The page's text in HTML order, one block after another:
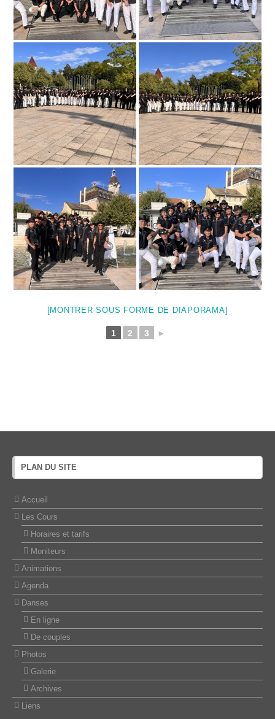
[MONTRER SOUS FORME DE DIAPORAMA]
1 2 3 ►
PLAN DU SITE
Accueil
Les Cours
Horaires et tarifs
Moniteurs
Animations
Agenda
Danses
En ligne
De couples
Photos
Galerie
Archives
Liens